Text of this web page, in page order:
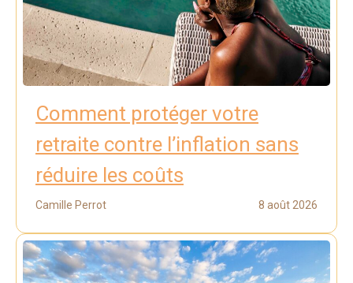
Comment protéger votre
retraite contre l’inflation sans
réduire les coûts
Camille Perrot 8 août 2026